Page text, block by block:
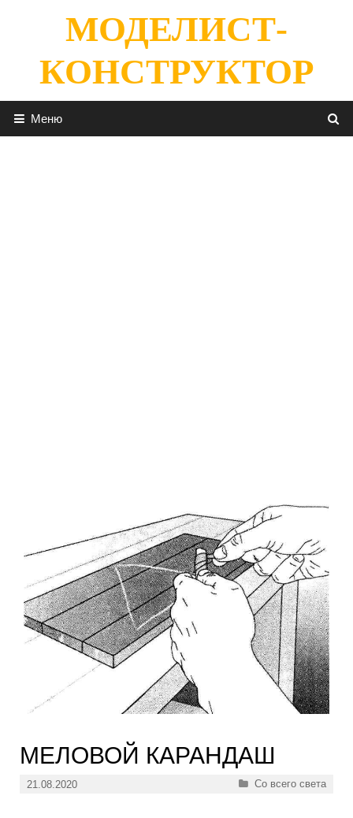
содержимомуМОДЕЛИСТ-
КОНСТРУКТОР
Меню
МЕЛОВОЙ КАРАНДАШ
21.08.2020 Рубрики
Со всего света